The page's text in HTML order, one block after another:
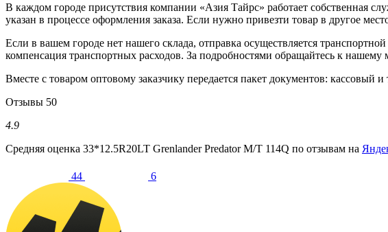
В каждом городе присутствия компании «Азия Тайрс» работает собственная
указан в процессе оформления заказа. Если нужно привезти товар в другое
Если в вашем городе нет нашего склада, отправка осуществляется
компенсация транспортных расходов. За подробностями обращайтесь к нашему
Вместе с товаром оптовому заказчику передается пакет документов: кассовый
Отзывы 50
4.9
Средняя оценка 33*12.5R20LT Grenlander Predator M/T 114Q по отзывам на
44 6